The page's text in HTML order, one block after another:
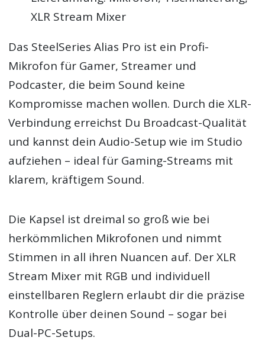
XLR Stream Mixer
Das SteelSeries Alias Pro ist ein Profi-
Mikrofon für Gamer, Streamer und
Podcaster, die beim Sound keine
Kompromisse machen wollen. Durch die XLR-
Verbindung erreichst Du Broadcast-Qualität
und kannst dein Audio-Setup wie im Studio
aufziehen – ideal für Gaming-Streams mit
klarem, kräftigem Sound.
Die Kapsel ist dreimal so groß wie bei
herkömmlichen Mikrofonen und nimmt
Stimmen in all ihren Nuancen auf. Der XLR
Stream Mixer mit RGB und individuell
einstellbaren Reglern erlaubt dir die präzise
Kontrolle über deinen Sound – sogar bei
Dual-PC-Setups.